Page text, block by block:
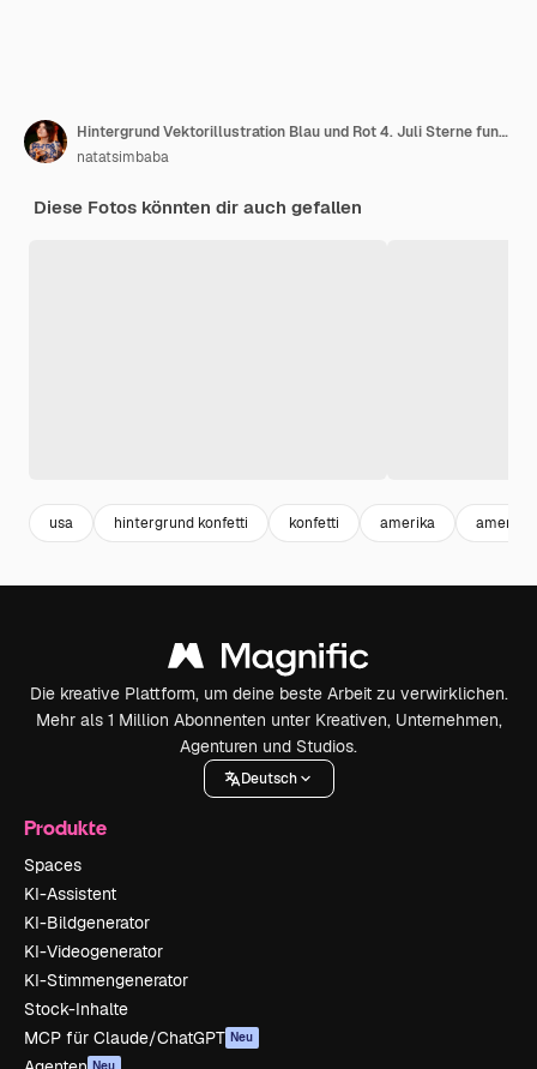
Hintergrund Vektorillustration Blau und Rot 4. Juli Sterne funkeln isoliert auf Weiß
natatsimbaba
Diese Fotos könnten dir auch gefallen
usa hintergrund konfetti konfetti amerika
Die kreative Plattform, um deine beste Arbeit zu verwirklichen.
Mehr als 1 Million Abonnenten unter Kreativen, Unternehmen,
Agenturen und Studios.
Deutsch
Produkte
Spaces
KI-Assistent
KI-Bildgenerator
KI-Videogenerator
KI-Stimmengenerator
Stock-Inhalte
MCP für Claude/ChatGPT Neu